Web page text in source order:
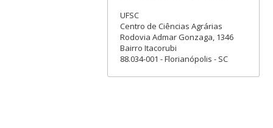
UFSC
Centro de Ciências Agrárias
Rodovia Admar Gonzaga, 1346
Bairro Itacorubi
88.034-001 - Florianópolis - SC